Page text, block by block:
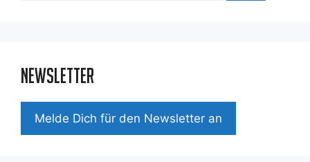
Newsletter
Mel­de Dich für den News­let­ter an